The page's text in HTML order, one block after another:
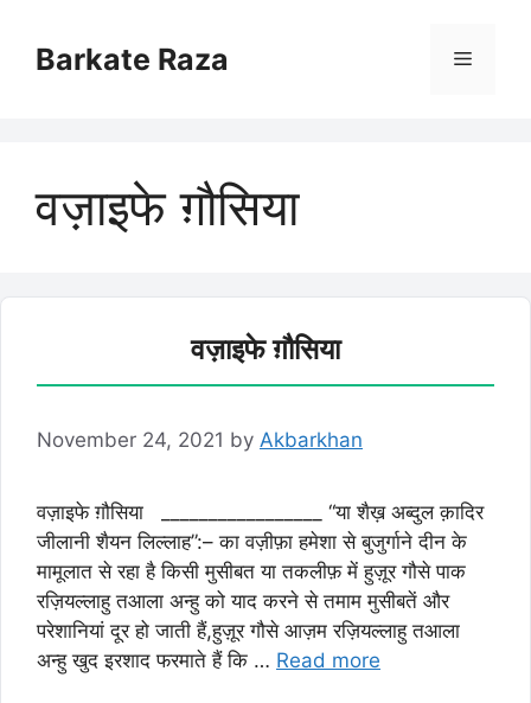
contentBarkate Raza Menu
वज़ाइफे ग़ौसिया
वज़ाइफे ग़ौसिया
November 24, 2021 by Akbarkhan
वज़ाइफे ग़ौसिया _________________ “या शैख़ अब्दुल क़ादिर
जीलानी शैयन लिल्लाह”:– का वज़ीफ़ा हमेशा से बुजुर्गाने दीन के
मामूलात से रहा है किसी मुसीबत या तकलीफ़ में हुज़ूर गौसे पाक
रज़ियल्लाहु तआला अन्हु को याद करने से तमाम मुसीबतें और
परेशानियां दूर हो जाती हैं,हुज़ूर गौसे आज़म रज़ियल्लाहु तआला
अन्हु खुद इरशाद फरमाते हैं कि … Read more